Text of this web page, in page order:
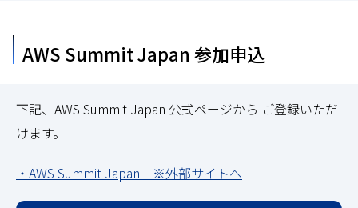
AWS Summit Japan 参加申込
下記、AWS Summit Japan 公式ページから ご登録いただ
けます。
・AWS Summit Japan ※外部サイトへ